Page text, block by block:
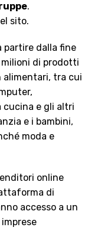
.
sito.
partire dalla fine
milioni di prodotti
alimentari, tra cui
cucina e gli altri
e i bambini,
moda e
online
di
accesso a un